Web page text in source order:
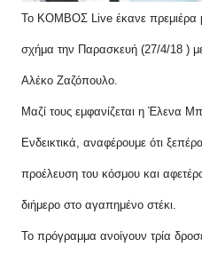
Το ΚΟΜΒΟΣ Live έκανε πρεμιέρα
σχήμα την Παρασκευή (27/4/18 )
Αλέκο Ζαζόπουλο.
Μαζί τους εμφανίζεται η Έλενα
Ενδεικτικά, αναφέρουμε ότι
προέλευση του κόσμου και
διήμερο στο αγαπημένο στέκι.
Το πρόγραμμα ανοίγουν τρία